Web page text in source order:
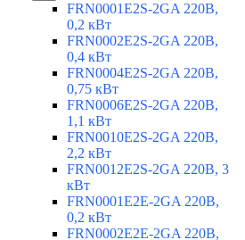
FRN0001E2S-2GA 220В,
0,2 кВт
FRN0002E2S-2GA 220В,
0,4 кВт
FRN0004E2S-2GA 220В,
0,75 кВт
FRN0006E2S-2GA 220В,
1,1 кВт
FRN0010E2S-2GA 220В,
2,2 кВт
FRN0012E2S-2GA 220В, 3
кВт
FRN0001E2E-2GA 220В,
0,2 кВт
FRN0002E2E-2GA 220В,